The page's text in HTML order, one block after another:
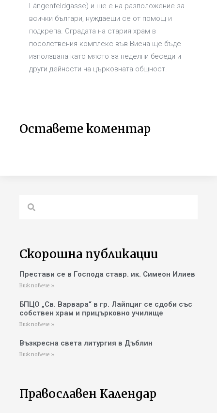
Längenfeldgasse) и ще е на разположение за
всички българи, нуждаещи се от помощ и
подкрепа. Сградата на стария храм в
посолствения комплекс във Виена ще бъде
използвана като място за неделни беседи и
други дейности на църковната общност.
Оставете коментар
Скорошна публикации
Престави се в Господа ставр. ик. Симеон Илиев
Виж повече »
БПЦО „Св. Варвара“ в гр. Лайпциг се сдоби със
собствен храм и прицърковно училище
Виж повече »
Възкресна света литургия в Дъблин
Виж повече »
Православен Календар